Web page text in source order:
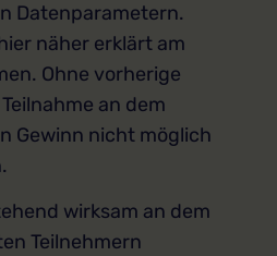
Datenparametern.
näher erklärt am
Ohne vorherige
an dem
Gewinn nicht möglich
wirksam an dem
Teilnehmern